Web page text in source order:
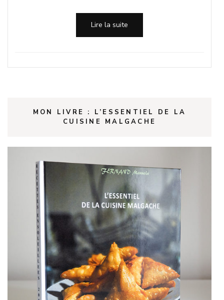
Lire la suite
MON LIVRE : L’ESSENTIEL DE LA
CUISINE MALGACHE